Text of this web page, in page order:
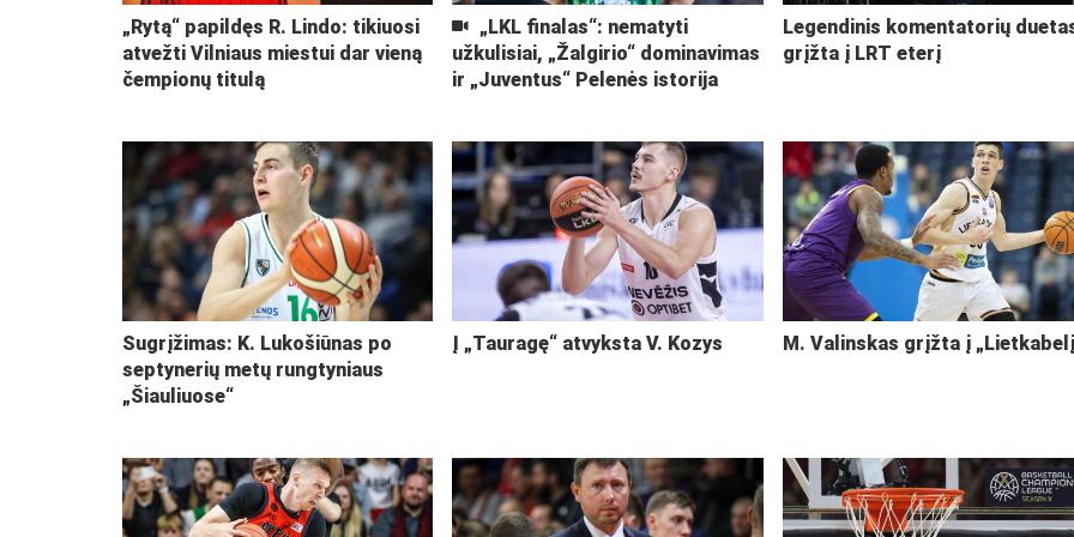
„Rytą“ papildęs R. Lindo: tikiuosi
atvežti Vilniaus miestui dar vieną
čempionų titulą
„LKL finalas“: nematyti
užkulisiai, „Žalgirio“ dominavimas
ir „Juventus“ Pelenės istorija
Legendinis komentatorių
grįžta į LRT eterį
Sugrįžimas: K. Lukošiūnas po
septynerių metų rungtyniaus
„Šiauliuose“
Į „Tauragę“ atvyksta V. Kozys M. Valinskas grįžta į